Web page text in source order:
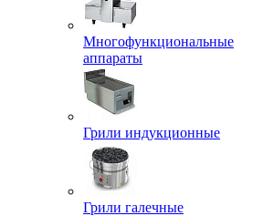
Многофункциональные
аппараты
Грили индукционные
Грили галечные